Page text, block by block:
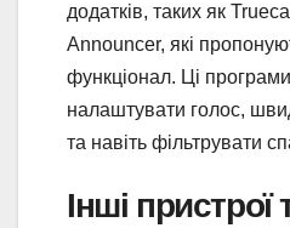
додатків, таких як
Announcer, які
функціонал. Ці
налаштувати голос,
та навіть фільтрувати
Інші пристрої